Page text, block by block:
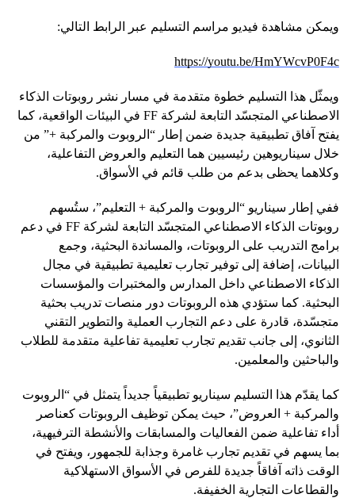
ويمكن مشاهدة فيديو مراسم التسليم عبر الرابط التالي:
https://youtu.be/HmYWcvP0F4c
ويمثّل هذا التسليم خطوة متقدمة في مسار نشر روبوتات الذكاء
الاصطناعي المتجسّد التابعة لشركة FF في البيئات الواقعية، كما
يفتح آفاق تطبيقية جديدة ضمن إطار “الروبوت والمركبة +” من
خلال سيناريوهين رئيسيين هما التعليم والعروض التفاعلية،
وكلاهما يحظى بدعم من طلب قائم في الأسواق.
ففي إطار سيناريو “الروبوت والمركبة + التعليم”، ستُسهم
روبوتات الذكاء الاصطناعي المتجسّد التابعة لشركة FF في دعم
برامج التدريب على الروبوتات، والمساندة البحثية، وجمع
البيانات، إضافة إلى توفير تجارب تعليمية تطبيقية في مجال
الذكاء الاصطناعي داخل المدارس والمختبرات والمؤسسات
البحثية. كما ستؤدي هذه الروبوتات دور منصات تدريب بحثية
متجسّدة، قادرة على دعم التجارب العملية والتطوير التقني
الثانوي، إلى جانب تقديم تجارب تعليمية تفاعلية متقدمة للطلاب
والباحثين والمعلمين.
كما يقدّم هذا التسليم سيناريو تطبيقياً جديداً يتمثل في “الروبوت
والمركبة + العروض”، حيث يمكن توظيف الروبوتات كعناصر
أداء تفاعلية ضمن الفعاليات والمسابقات والأنشطة الترفيهية،
بما يسهم في تقديم تجارب غامرة وجذابة للجمهور، ويفتح في
الوقت ذاته آفاقاً جديدة للفرص في الأسواق الاستهلاكية
والقطاعات التجارية الخفيفة.